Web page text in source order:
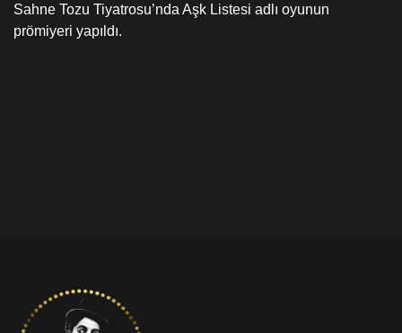
Sahne Tozu Tiyatrosu’nda Aşk Listesi adlı oyunun
prömiyeri yapıldı.